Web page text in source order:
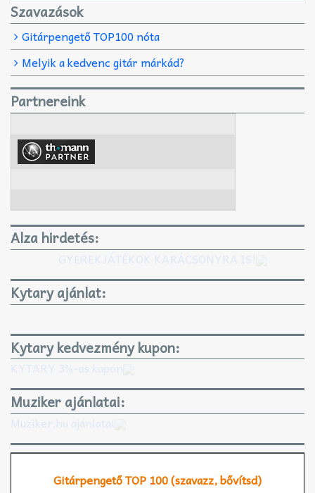
Szavazások
Gitárpengető TOP100 nóta
Melyik a kedvenc gitár márkád?
Partnereink
Alza hirdetés:
GYEREKJÁTÉKOK KARÁCSONYRA IS!
Kytary ajánlat:
Kytary kedvezmény kupon:
KYTARY 3%-os kupon
Muziker ajánlatai:
Muziker.hu ajánlatai
Gitárpengető TOP 100 (szavazz, bővítsd)